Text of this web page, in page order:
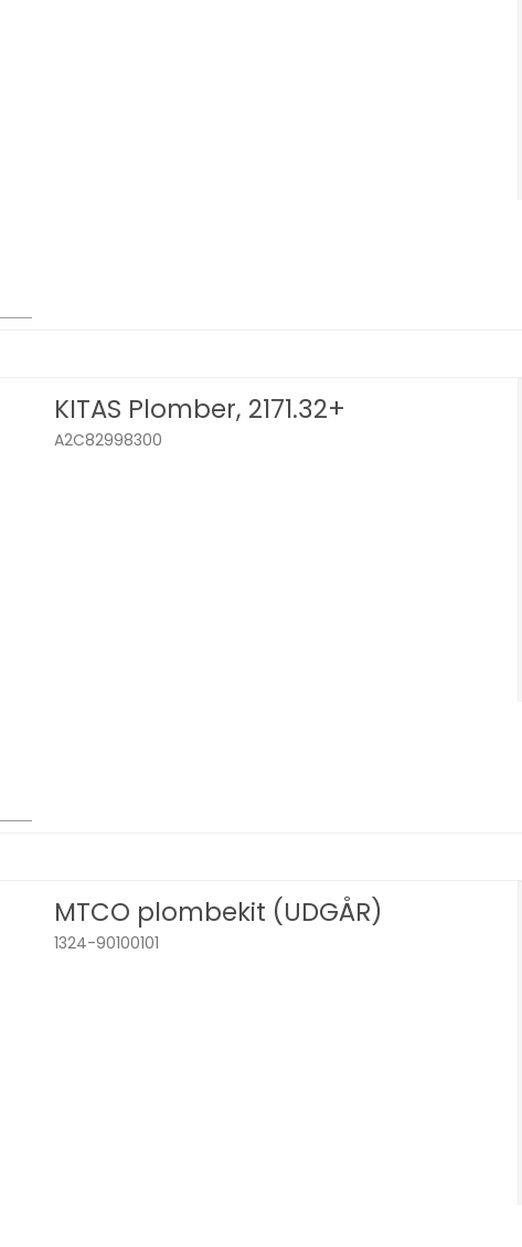
KITAS Plomber, 2171.32+
A2C82998300
MTCO plombekit (UDGÅR)
1324-90100101